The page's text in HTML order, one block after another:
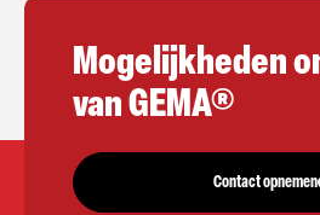
Mogelijkheden
van GEMA®
Contact opnemen